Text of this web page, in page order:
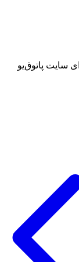
سایت پاتوق‌یو